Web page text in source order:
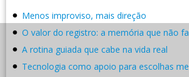
Menos improviso, mais direção
O valor do registro: a memória que não
A rotina guiada que cabe na vida real
Tecnologia como apoio para escolhas